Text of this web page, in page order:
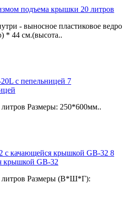
подъема крышки 20 литров
- выносное пластиковое ведро
* 44 см.(высота..
Размеры: 250*600мм..
крышкой GB-32
литров Размеры (В*Ш*Г):